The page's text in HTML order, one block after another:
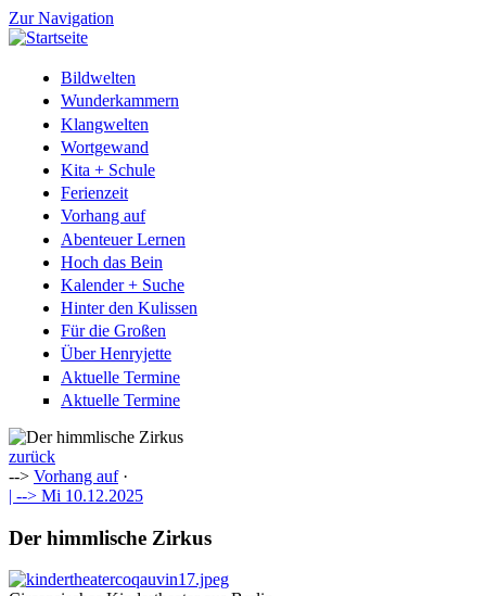
Zur Navigation
Bildwelten
Wunderkammern
Klangwelten
Wortgewand
Kita + Schule
Ferienzeit
Vorhang auf
Abenteuer Lernen
Hoch das Bein
Kalender + Suche
Hinter den Kulissen
Für die Großen
Über Henryjette
Aktuelle Termine
Aktuelle Termine
zurück
--> Vorhang auf·
| --> Mi 10.12.2025
Der himmlische Zirkus